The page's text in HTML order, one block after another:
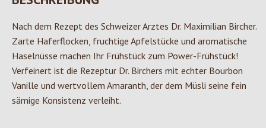
Nach dem Rezept des Schweizer Arztes Dr. Maximilian Bircher.
Zarte Haferflocken, fruchtige Apfelstücke und aromatische
Haselnüsse machen Ihr Frühstück zum Power-Frühstück!
Verfeinert ist die Rezeptur Dr. Birchers mit echter Bourbon
Vanille und wertvollem Amaranth, der dem Müsli seine fein
sämige Konsistenz verleiht.